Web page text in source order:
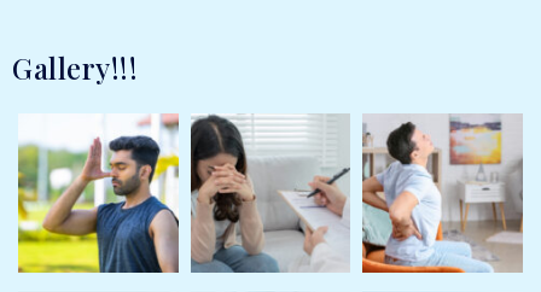
Gallery!!!